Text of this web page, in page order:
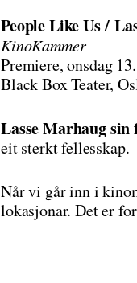
People Like Us /
KinoKammer
Premiere, onsdag
Black Box Teater,
Lasse Marhaug
eit sterkt fellesskap.
Når vi går inn i
lokasjonar. Det er